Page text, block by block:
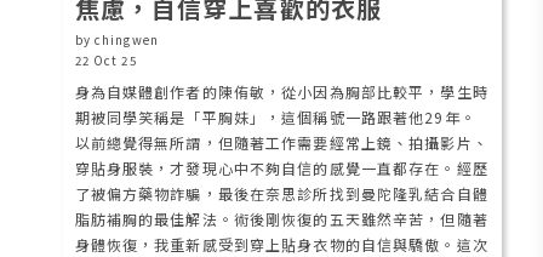
焦慮，自信穿上喜歡的衣服
by chingwen
22 Oct 25
身為自媒體創作者的陳侑敏，從小因為胸部比較平，學生時
期被同學笑稱是「平胸妹」，這個稱號一路跟著他29年。
以前總覺得無所謂，但隨著工作需要經常上鏡、拍攝影片、
穿貼身服裝，才發現心中不夠自信的感覺一直都存在。經歷
了被偏方藥物詐騙，最後在奈思診所找到曼陀隆乳結合自體
脂肪補胸的最佳解法。術後剛恢復的五天雖然辛苦，但隨著
身體恢復，我重新感受到穿上貼身衣物的自信與驕傲。這次